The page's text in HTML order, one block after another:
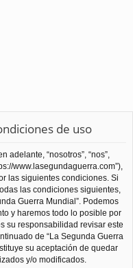
de uso
adelante, “nosotros”, “nos”,
www.lasegundaguerra.com”),
las siguientes condiciones. Si
las condiciones siguientes,
Guerra Mundial”. Podemos
y haremos todo lo posible por
su responsabilidad revisar este
de “La Segunda Guerra
su aceptación de quedar
y/o modificados.